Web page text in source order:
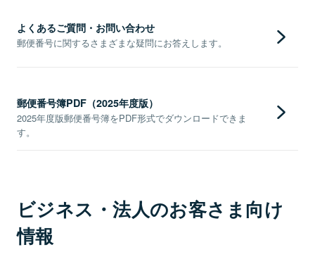
よくあるご質問・お問い合わせ
郵便番号に関するさまざまな疑問にお答えします。
郵便番号簿PDF（2025年度版）
2025年度版郵便番号簿をPDF形式でダウンロードできま
す。
ビジネス・法人のお客さま向け
情報